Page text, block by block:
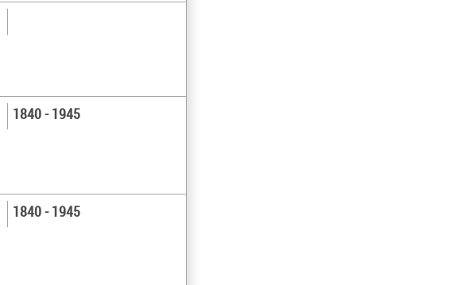
1840 - 1945
1840 - 1945